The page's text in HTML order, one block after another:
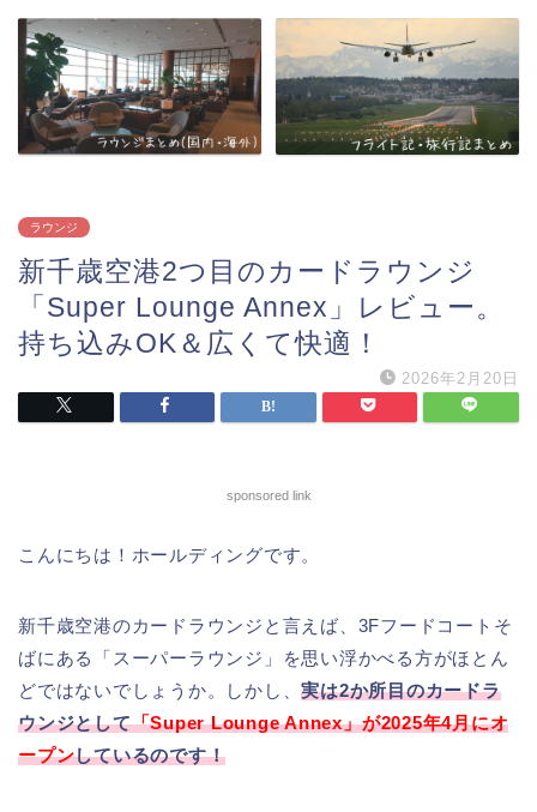
ラウンジ
新千歳空港2つ目のカードラウンジ
「Super Lounge Annex」レビュー。
持ち込みOK＆広くて快適！
2026年2月20日
sponsored link
こんにちは！ホールディングです。
新千歳空港のカードラウンジと言えば、3Fフードコートそ
ばにある「スーパーラウンジ」を思い浮かべる方がほとん
どではないでしょうか。しかし、実は2か所目のカードラ
ウンジとして「Super Lounge Annex」が2025年4月にオ
ープンしているのです！